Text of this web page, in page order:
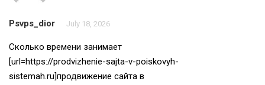
Psvps_dior July 18, 2026
Сколько времени занимает
[url=https://prodvizhenie-sajta-v-poiskovyh-
sistemah.ru]продвижение сайта в